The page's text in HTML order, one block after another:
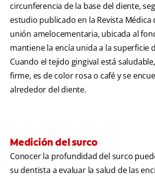
circunferencia de la base del diente,
estudio publicado en la Revista Médica
unión amelocementaria, ubicada al
mantiene la encía unida a la superficie
Cuando el tejido gingival está
firme, es de color rosa o café y se
alrededor del diente.
Medición del surco
Conocer la profundidad del surco
su dentista a evaluar la salud de las